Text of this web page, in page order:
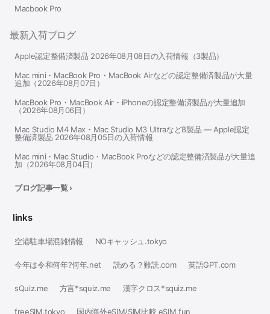
Macbook Pro
最新入荷ブログ
Apple認定整備済製品 2026年08月08日の入荷情報（3製品）
Mac mini・MacBook Pro・MacBook Airなどの認定整備済製品が大量
追加（2026年08月07日）
MacBook Pro・MacBook Air・iPhoneの認定整備済製品が大量追加
（2026年08月06日）
Mac Studio M4 Max・Mac Studio M3 Ultraなど8製品 — Apple認定
整備済製品 2026年08月05日の入荷情報
Mac mini・Mac Studio・MacBook Proなどの認定整備済製品が大量追
加（2026年08月04日）
ブログ記事一覧 ›
links
空港駐車場混雑情報 NOキャッシュ.tokyo
今年は令和何年?何年.net 読める？難読.com 英語GPT.com
sQuiz.me 方言*squiz.me 漢字クロス*squiz.me
freeSIM.tokyo 国内海外eSIM/SIM比較 eSIM.fun